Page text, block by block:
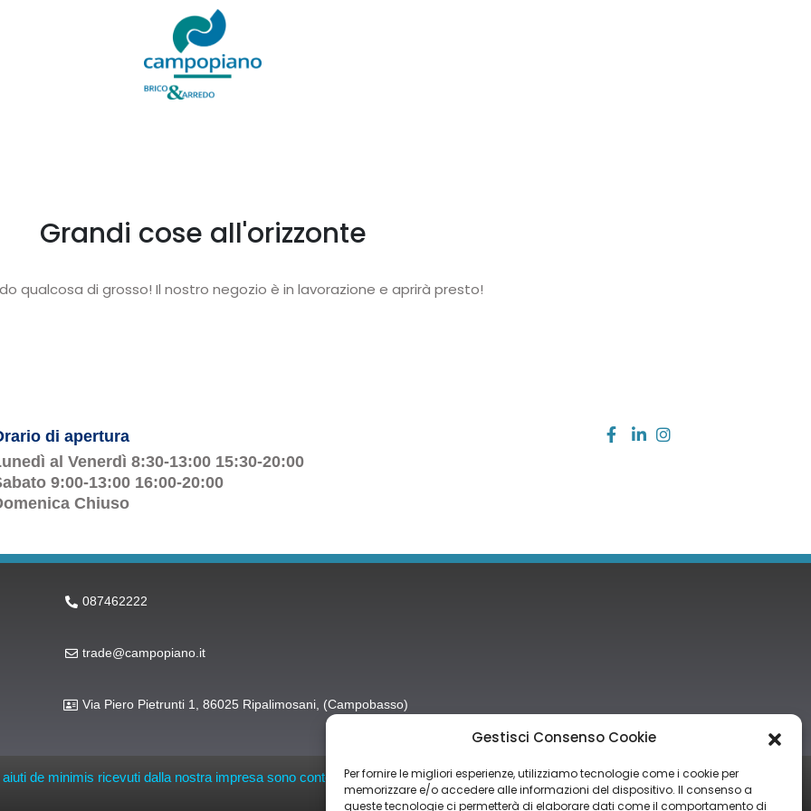
Gestisci Consenso Cookie
Per fornire le migliori esperienze, utilizziamo tecnologie come i cookie per
memorizzare e/o accedere alle informazioni del dispositivo. Il consenso a
queste tecnologie ci permetterà di elaborare dati come il comportamento di
Grandi cose all'orizzonte
qualcosa di grosso! Il nostro negozio è in lavorazione e aprirà presto!
di apertura
al Venerdì 8:30-13:00 15:30-20:00
9:00-13:00 16:00-20:00
Chiuso
087462222
trade@campopiano.it
Via Piero Pietrunti 1, 86025 Ripalimosani, (Campobasso)
de minimis ricevuti dalla nostra impresa sono contenuti nel Registro nazionale degli aiuti di Stato di cui all’art. 52 della L. 234/2012” e